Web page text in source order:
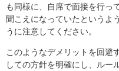
も同様に、自席で面接を行っ
聞こえになっていたというよ
うに注意してください。
このようなデメリットを回避
しての方針を明確にし、ルー